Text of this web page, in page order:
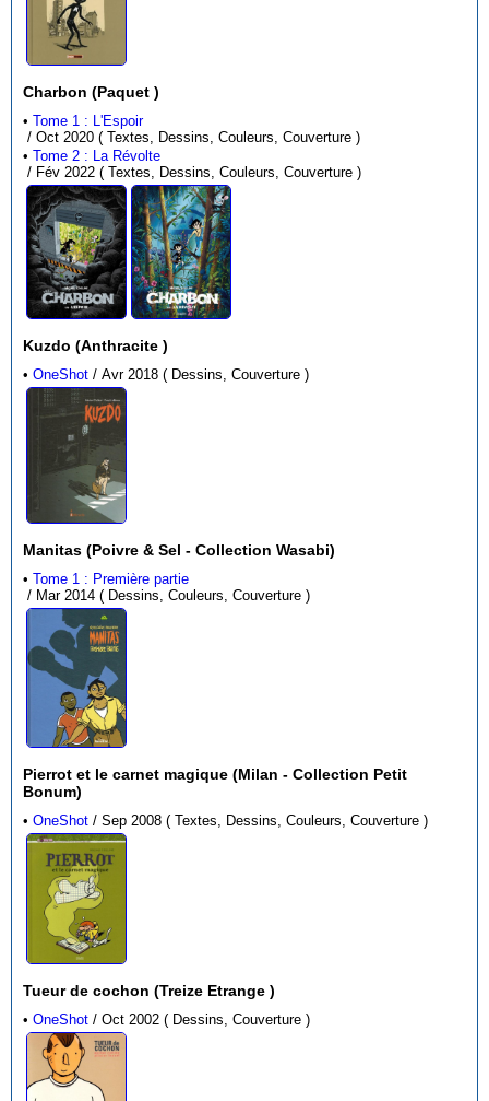
Charbon (Paquet )
•Tome 1 : L'Espoir
/ Oct 2020 ( Textes, Dessins, Couleurs, Couverture )
•Tome 2 : La Révolte
/ Fév 2022 ( Textes, Dessins, Couleurs, Couverture )
Kuzdo (Anthracite )
•OneShot / Avr 2018 ( Dessins, Couverture )
Manitas (Poivre & Sel - Collection Wasabi)
•Tome 1 : Première partie
/ Mar 2014 ( Dessins, Couleurs, Couverture )
Pierrot et le carnet magique (Milan - Collection Petit
Bonum)
•OneShot / Sep 2008 ( Textes, Dessins, Couleurs, Couverture )
Tueur de cochon (Treize Etrange )
•OneShot / Oct 2002 ( Dessins, Couverture )